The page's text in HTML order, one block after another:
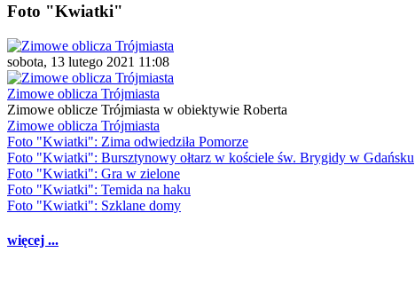
Foto "Kwiatki"
sobota, 13 lutego 2021 11:08
Zimowe oblicza Trójmiasta
Zimowe oblicze Trójmiasta w obiektywie Roberta
Zimowe oblicza Trójmiasta
Foto "Kwiatki": Zima odwiedziła Pomorze
Foto "Kwiatki": Bursztynowy ołtarz w kościele św. Brygidy w Gdańsku
Foto "Kwiatki": Gra w zielone
Foto "Kwiatki": Temida na haku
Foto "Kwiatki": Szklane domy
więcej ...